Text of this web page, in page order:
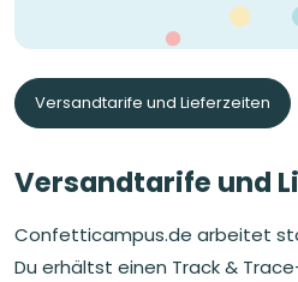
Versandtarife und Lieferzeiten
Versandtarife und
Confetticampus.de arbeitet
Du erhältst einen Track &